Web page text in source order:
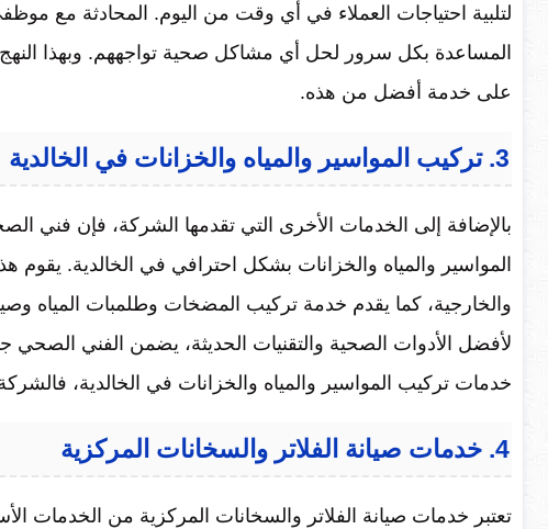
لتلبية احتياجات العملاء في أي وقت من اليوم. المحادثة مع
المساعدة بكل سرور لحل أي مشاكل صحية تواجههم. وبهذا النهج
على خدمة أفضل من هذه.
3. تركيب المواسير والمياه والخزانات في الخالدية
بالإضافة إلى الخدمات الأخرى التي تقدمها الشركة، فإن فني
المواسير والمياه والخزانات بشكل احترافي في الخالدية. يقوم
والخارجية، كما يقدم خدمة تركيب المضخات وطلمبات المياه
لأفضل الأدوات الصحية والتقنيات الحديثة، يضمن الفني
خدمات تركيب المواسير والمياه والخزانات في الخالدية،
4. خدمات صيانة الفلاتر والسخانات المركزية
تعتبر خدمات صيانة الفلاتر والسخانات المركزية من الخدمات